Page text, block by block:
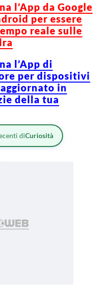
l’App da Google
per essere
reale sulle
l’App di
per dispositivi
in
della tua
diCuriosità